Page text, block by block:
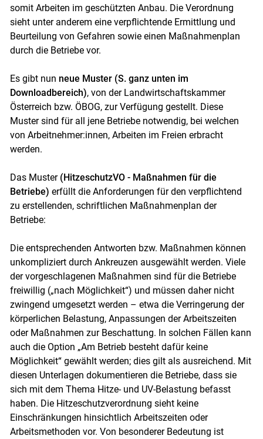
Skip to main content
somit Arbeiten im geschützten Anbau. Die Verordnung
sieht unter anderem eine verpflichtende Ermittlung und
Beurteilung von Gefahren sowie einen Maßnahmenplan
durch die Betriebe vor.
Es gibt nun neue Muster (S. ganz unten im
Downloadbereich), von der Landwirtschaftskammer
Österreich bzw. ÖBOG, zur Verfügung gestellt. Diese
Muster sind für all jene Betriebe notwendig, bei welchen
von Arbeitnehmer:innen, Arbeiten im Freien erbracht
werden.
Das Muster (HitzeschutzVO - Maßnahmen für die
Betriebe) erfüllt die Anforderungen für den verpflichtend
zu erstellenden, schriftlichen Maßnahmenplan der
Betriebe:
Die entsprechenden Antworten bzw. Maßnahmen können
unkompliziert durch Ankreuzen ausgewählt werden. Viele
der vorgeschlagenen Maßnahmen sind für die Betriebe
freiwillig („nach Möglichkeit“) und müssen daher nicht
zwingend umgesetzt werden – etwa die Verringerung der
körperlichen Belastung, Anpassungen der Arbeitszeiten
oder Maßnahmen zur Beschattung. In solchen Fällen kann
auch die Option „Am Betrieb besteht dafür keine
Möglichkeit“ gewählt werden; dies gilt als ausreichend. Mit
diesen Unterlagen dokumentieren die Betriebe, dass sie
sich mit dem Thema Hitze- und UV-Belastung befasst
haben. Die Hitzeschutzverordnung sieht keine
Einschränkungen hinsichtlich Arbeitszeiten oder
Arbeitsmethoden vor. Von besonderer Bedeutung ist